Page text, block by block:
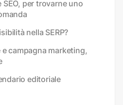
per trovarne uno
nella SERP?
campagna marketing,
editoriale